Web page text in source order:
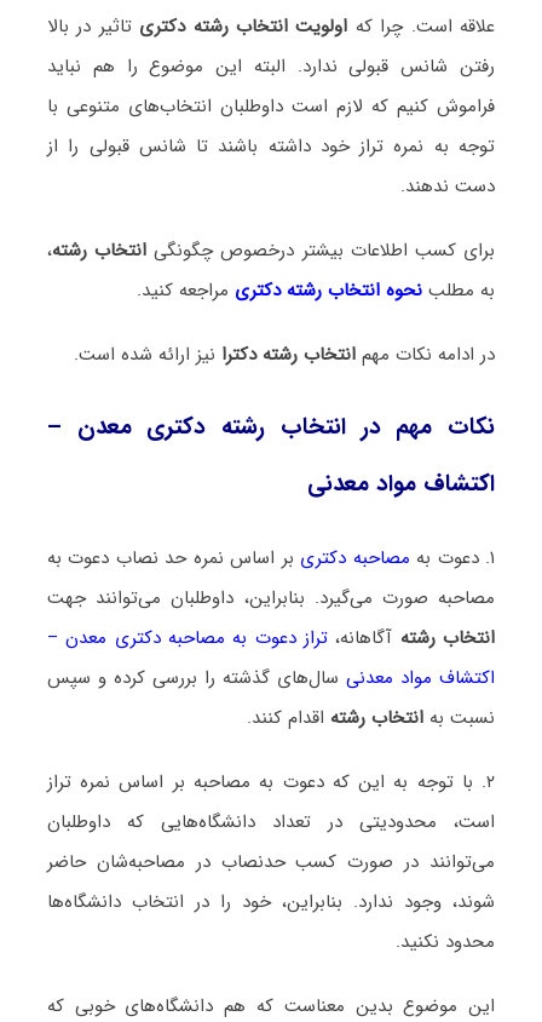
علاقه است. چرا که اولویت انتخاب رشته دکتری تاثیر در بالا
رفتن شانس قبولی ندارد. البته این موضوع را هم نباید
فراموش کنیم که لازم است داوطلبان انتخاب‌های متنوعی با
توجه به نمره تراز خود داشته باشند تا شانس قبولی را از
دست ندهند.
برای کسب اطلاعات بیشتر درخصوص چگونگی انتخاب رشته،
به مطلب نحوه انتخاب رشته دکتری مراجعه کنید.
در ادامه نکات مهم انتخاب رشته دکترا نیز ارائه شده است.
نکات مهم در انتخاب رشته دکتری معدن –
اکتشاف مواد معدنی
۱. دعوت به مصاحبه دکتری بر اساس نمره حد نصاب دعوت به
مصاحبه صورت می‌گیرد. بنابراین، داوطلبان می‌توانند جهت
انتخاب رشته آگاهانه، تراز دعوت به مصاحبه دکتری معدن –
اکتشاف مواد معدنیسال‌های گذشته را بررسی کرده و سپس
نسبت به انتخاب رشته اقدام کنند.
۲. با توجه به این که دعوت به مصاحبه بر اساس نمره تراز
است، محدودیتی در تعداد دانشگاه‌هایی که داوطلبان
می‌توانند در صورت کسب حدنصاب در مصاحبه‌شان حاضر
شوند، وجود ندارد. بنابراین، خود را در انتخاب دانشگاه‌ها
محدود نکنید.
این موضوع بدین معناست که هم دانشگاه‌های خوبی که